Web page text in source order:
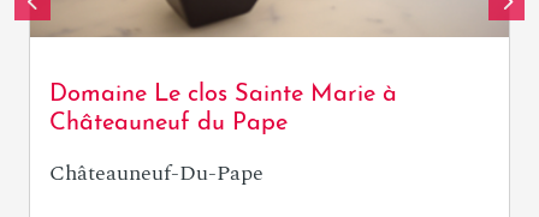
Domaine Le clos Sainte Marie à
Châteauneuf du Pape
Châteauneuf-Du-Pape